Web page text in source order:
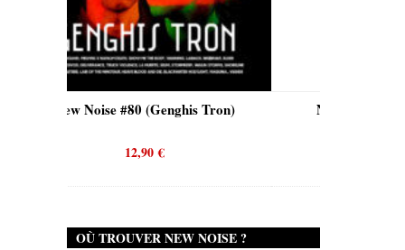
New Noise #80 (Quicksand)
OÙ TROUVER NEW NOISE ?